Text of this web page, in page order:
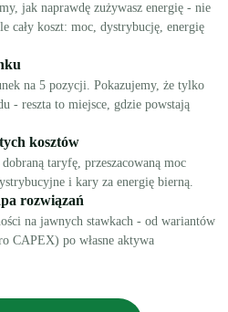
jak naprawdę zużywasz energię - nie
cały koszt: moc, dystrybucję, energię
na 5 pozycji. Pokazujemy, że tylko
- reszta to miejsce, gdzie powstają
kosztów
taryfę, przeszacowaną moc
i kary za energię bierną.
rozwiązań
na jawnych stawkach - od wariantów
CAPEX) po własne aktywa